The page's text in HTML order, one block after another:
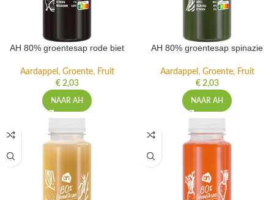
AH 80% groentesap rode biet
Aardappel, Groente, Fruit
€2,03
NAAR AH
AH 80% groentesap spinazie
Aardappel, Groente, Fruit
€2,03
NAAR AH